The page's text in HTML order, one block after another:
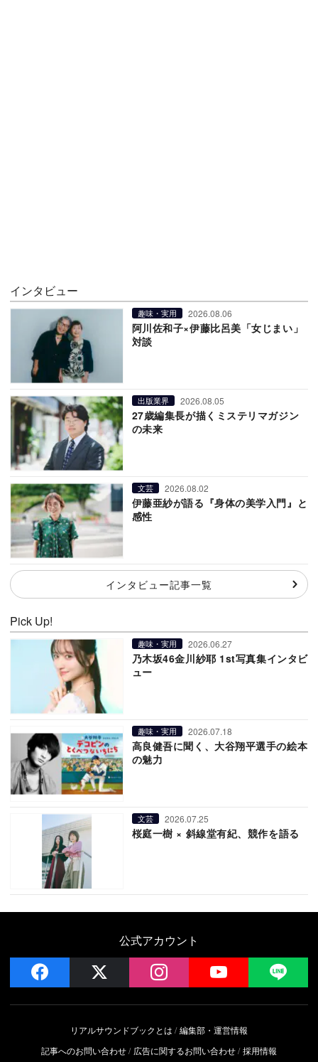
インタビュー
趣味・実用 2026.08.06
阿川佐和子×伊藤比呂美「女じまい」
対談
出版業界 2026.08.05
27歳編集長が描くミステリマガジン
の未来
文芸 2026.08.02
伊藤亜紗が語る『身体の美学入門』と
感性
インタビュー記事一覧
Pick Up!
趣味・実用 2026.06.27
乃木坂46金川紗耶 1st写真集インタビ
ュー
趣味・実用 2026.07.18
高良健吾に聞く、大谷翔平選手の絵本
の魅力
文芸 2026.07.25
桜庭一樹 × 斜線堂有紀、競作を語る
公式アカウント
facebook instagram YouTube
リアルサウンドブックとは
編集部・運営情報
記事へのお問い合わせ
広告に関するお問い合わせ 採用情報